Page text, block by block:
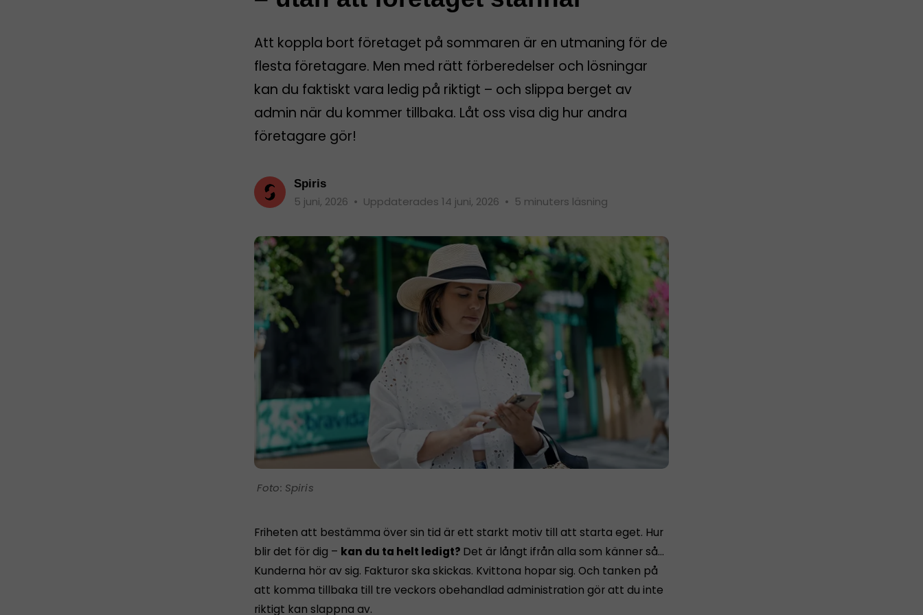
Att koppla bort företaget på sommaren är en utmaning för de
flesta företagare. Men med rätt förberedelser och lösningar
kan du faktiskt vara ledig på riktigt – och slippa berget av
admin när du kommer tillbaka. Låt oss visa dig hur andra
företagare gör!
Spiris
5 juni, 2026 • Uppdaterades 14 juni, 2026 • 5 minuters läsning
Spiris
Friheten att bestämma över sin tid är ett starkt motiv till att starta eget. Hur
blir det för dig – kan du ta helt ledigt? Det är långt ifrån alla som känner så…
Kunderna hör av sig. Fakturor ska skickas. Kvittona hopar sig. Och tanken på
att komma tillbaka till tre veckors obehandlad administration gör att du inte
riktigt kan slappna av.